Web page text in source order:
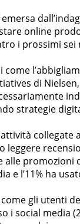
online
i prossimi
di
strategie
collegate
leggere
alle promozioni
e l’11% ha
gli utenti
i social media